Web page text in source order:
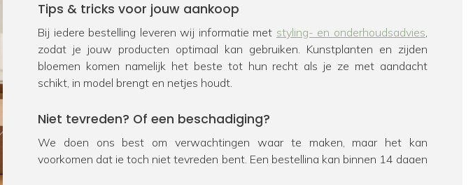
Tips & tricks voor jouw aankoop
Bij iedere bestelling leveren wij informatie met styling- en onderhoudsadvies,
zodat je jouw producten optimaal kan gebruiken. Kunstplanten en zijden
bloemen komen namelijk het beste tot hun recht als je ze met aandacht
schikt, in model brengt en netjes houdt.
Niet tevreden? Of een beschadiging?
We doen ons best om verwachtingen waar te maken, maar het kan
voorkomen dat je toch niet tevreden bent. Een bestelling kan binnen 14 dagen